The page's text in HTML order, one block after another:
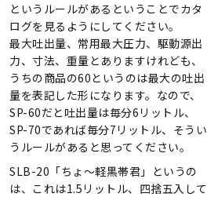
というルールがあるということでカタ
ログを見るようにしてください。
最大吐出量、常用最大圧力、駆動源出
力、寸法、重量とありますけれども、
うちの商品の60というのは最大の吐出
量を表記した形になります。なので、
SP-60だと吐出量は毎分6リットル、
SP-70であれば毎分7リットル、そうい
うルールがあると思ってください。
SLB-20「ちょ～軽黒帯君」というの
は、これは1.5リットル、四捨五入して